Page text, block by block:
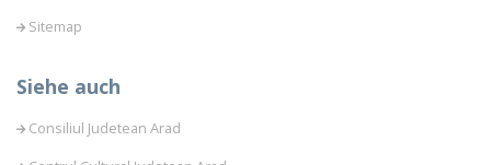
Sitemap
Siehe auch
Consiliul Judetean Arad